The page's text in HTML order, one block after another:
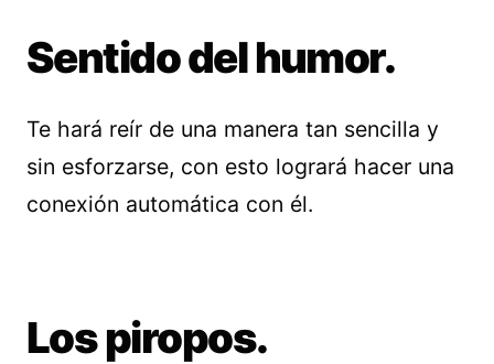
Sentido del humor.
Te hará reír de una manera tan sencilla y
sin esforzarse, con esto logrará hacer una
conexión automática con él.
Los piropos.